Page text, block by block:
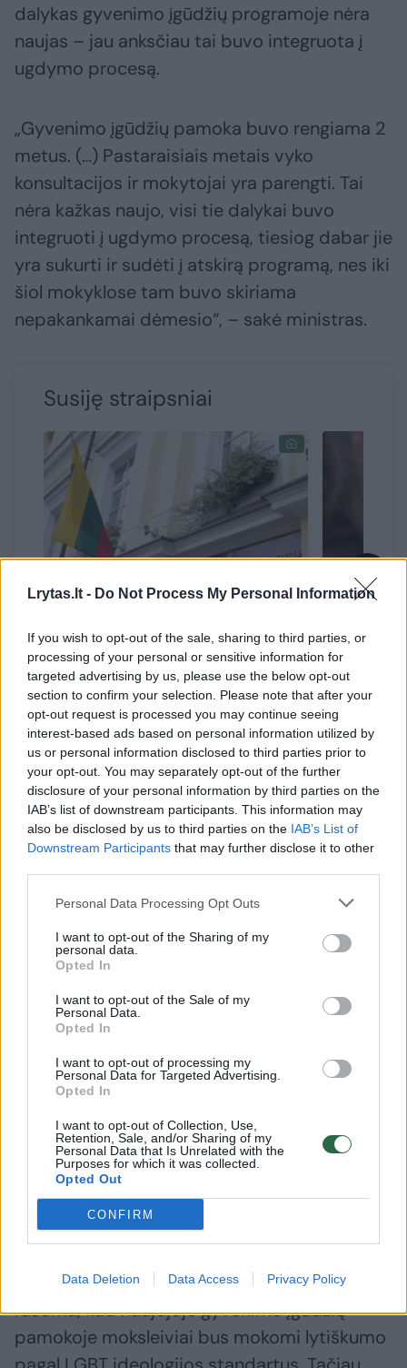
Lrytas.lt - Do Not Process My Personal Information
If you wish to opt-out of the sale, sharing to third parties, or
processing of your personal or sensitive information for
targeted advertising by us, please use the below opt-out
section to confirm your selection. Please note that after your
opt-out request is processed you may continue seeing
interest-based ads based on personal information utilized by
us or personal information disclosed to third parties prior to
your opt-out. You may separately opt-out of the further
disclosure of your personal information by third parties on the
IAB’s list of downstream participants. This information may
also be disclosed by us to third parties on the IAB’s List of
Downstream Participants that may further disclose it to other
Personal Data Processing Opt Outs
I want to opt-out of the Sharing of my
personal data.
Opted In
I want to opt-out of the Sale of my
Personal Data.
Opted In
I want to opt-out of processing my
Personal Data for Targeted Advertising.
Opted In
I want to opt-out of Collection, Use,
Retention, Sale, and/or Sharing of my
Personal Data that Is Unrelated with the
Purposes for which it was collected.
Opted Out
CONFIRM
Data Deletion Data Access Privacy Policy
dalykas gyvenimo įgūdžių programoje nėra
naujas – jau anksčiau tai buvo integruota į
ugdymo procesą.
„Gyvenimo įgūdžių pamoka buvo rengiama 2
metus. (…) Pastaraisiais metais vyko
konsultacijos ir mokytojai yra parengti. Tai
nėra kažkas naujo, visi tie dalykai buvo
integruoti į ugdymo procesą, tiesiog dabar jie
yra sukurti ir sudėti į atskirą programą, nes iki
šiol mokyklose tam buvo skiriama
nepakankamai dėmesio“, – sakė ministras.
Susiję straipsniai
sureagavo į pasipiktinimą
gyvenimo įgūdžių programa:
kai kurie merai tapo
dezinformacijos aukomis
pateiks
nuo kitų
Jis pažymėjo, kad mokytojai palankiai vertina
naująją programą ir jau pradėjo ruoštis šių
„Jau startavo Vytauto Didžiojo universiteto
gyvenimo įgūdžių programos mokantiems
pedagogams, netrukus turėtų startuoti ir
Vilniaus universiteto programa“, – teigė G.
Jakštas.
atstovais, mokytojai mato didelę naudą
socialinio, emocinio vaikų intelekto ugdymui“,
– pažymėjo ministras.
dalintis netikru dokumentu, kuriame buvo
rašoma, kad naujojoje gyvenimo įgūdžių
pamokoje moksleiviai bus mokomi lytiškumo